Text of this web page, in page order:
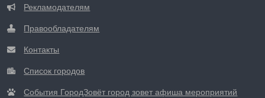
Рекламодателям
Правообладателям
Контакты
Список городов
События ГородЗовёт город зовет афиша мероприятий